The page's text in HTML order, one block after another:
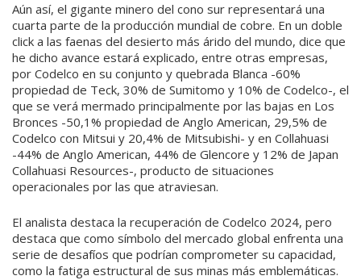
Aún así, el gigante minero del cono sur representará una
cuarta parte de la producción mundial de cobre. En un doble
click a las faenas del desierto más árido del mundo, dice que
he dicho avance estará explicado, entre otras empresas,
por Codelco en su conjunto y quebrada Blanca -60%
propiedad de Teck, 30% de Sumitomo y 10% de Codelco-, el
que se verá mermado principalmente por las bajas en Los
Bronces -50,1% propiedad de Anglo American, 29,5% de
Codelco con Mitsui y 20,4% de Mitsubishi- y en Collahuasi
-44% de Anglo American, 44% de Glencore y 12% de Japan
Collahuasi Resources-, producto de situaciones
operacionales por las que atraviesan.
El analista destaca la recuperación de Codelco 2024, pero
destaca que como símbolo del mercado global enfrenta una
serie de desafíos que podrían comprometer su capacidad,
como la fatiga estructural de sus minas más emblemáticas.